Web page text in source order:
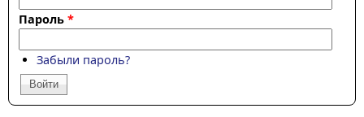
Пароль *
Забыли пароль?